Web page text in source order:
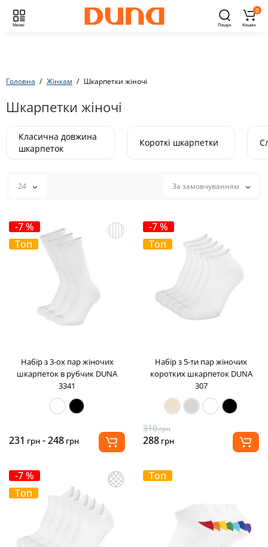
Меню Пошук
0
Кошик
Головна Жінкам Шкарпетки жіночі
Шкарпетки жіночі
Класична довжина
шкарпеток
Короткі шкарпетки
24 За замовчуванням
-7 %
Топ
Набір з 3-ох пар жіночих
шкарпеток в рубчик DUNA
3341
231 грн - 248 грн
-7 %
Топ
Набір з 5-ти пар жіночих
коротких шкарпеток DUNA
307
310грн
288 грн
-7 %
Топ
Топ